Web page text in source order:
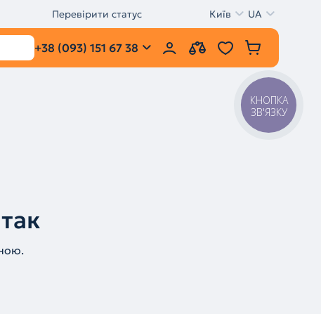
Перевірити статус Київ UA
+38 (093) 151 67 38
КНОПКА
ЗВ'ЯЗКУ